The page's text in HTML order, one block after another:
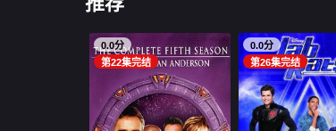
0.0分
第22集完结
0.0分
第26集完结